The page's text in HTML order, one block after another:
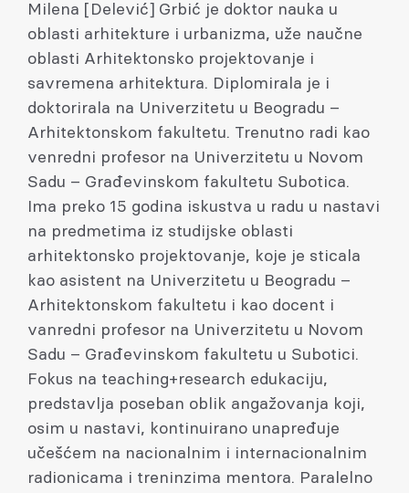
Milena [Delević] Grbić je doktor nauka u
oblasti arhitekture i urbanizma, uže naučne
oblasti Arhitektonsko projektovanje i
savremena arhitektura. Diplomirala je i
doktorirala na Univerzitetu u Beogradu –
Arhitektonskom fakultetu. Trenutno radi kao
venredni profesor na Univerzitetu u Novom
Sadu – Građevinskom fakultetu Subotica.
Ima preko 15 godina iskustva u radu u nastavi
na predmetima iz studijske oblasti
arhitektonsko projektovanje, koje je sticala
kao asistent na Univerzitetu u Beogradu –
Arhitektonskom fakultetu i kao docent i
vanredni profesor na Univerzitetu u Novom
Sadu – Građevinskom fakultetu u Subotici.
Fokus na teaching+research edukaciju,
predstavlja poseban oblik angažovanja koji,
osim u nastavi, kontinuirano unapređuje
učešćem na nacionalnim i internacionalnim
radionicama i treninzima mentora. Paralelno